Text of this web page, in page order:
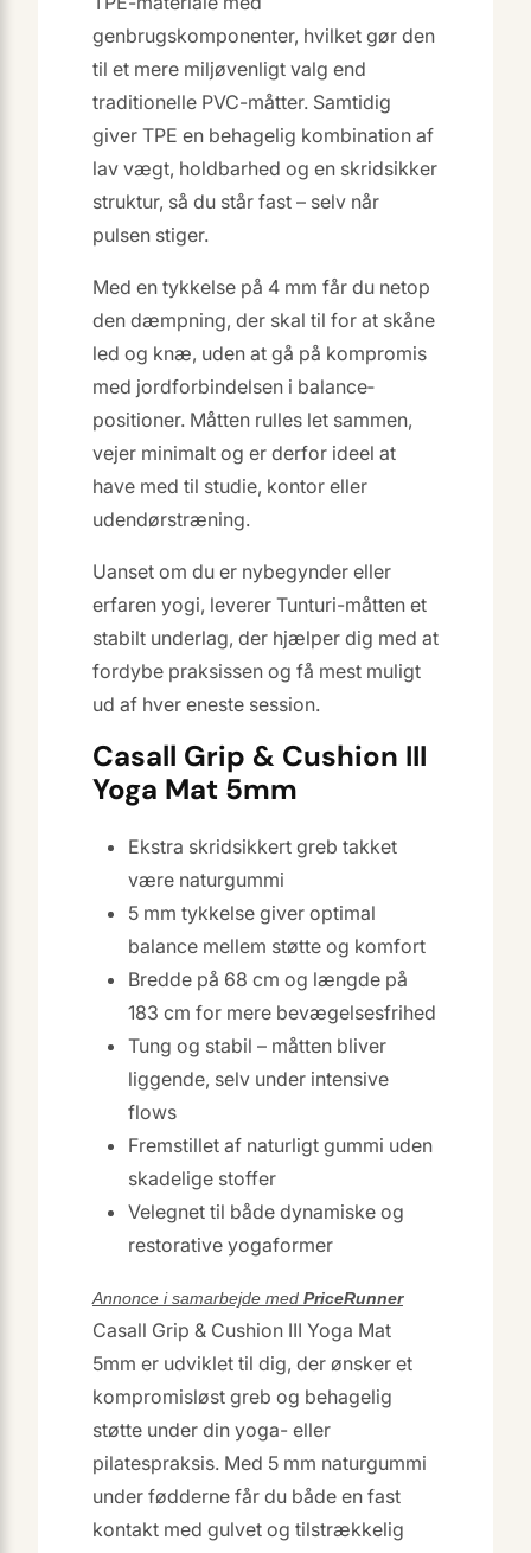
genbrugskomponenter, hvilket gør den
til et mere miljøvenligt valg end
traditionelle PVC-måtter. Samtidig
giver TPE en behagelig kombination af
lav vægt, holdbarhed og en skridsikker
struktur, så du står fast – selv når
pulsen stiger.
Med en tykkelse på 4 mm får du netop
den dæmpning, der skal til for at skåne
led og knæ, uden at gå på kompromis
med jordforbindelsen i balance­
positioner. Måtten rulles let sammen,
vejer minimalt og er derfor ideel at
have med til studie, kontor eller
udendørstræning.
Uanset om du er nybegynder eller
erfaren yogi, leverer Tunturi-måtten et
stabilt underlag, der hjælper dig med at
fordybe praksissen og få mest muligt
ud af hver eneste session.
Casall Grip & Cushion III
Yoga Mat 5mm
Ekstra skridsikkert greb takket
være naturgummi
5 mm tykkelse giver optimal
balance mellem støtte og komfort
Bredde på 68 cm og længde på
183 cm for mere bevægelsesfrihed
Tung og stabil – måtten bliver
liggende, selv under intensive
flows
Fremstillet af naturligt gummi uden
skadelige stoffer
Velegnet til både dynamiske og
restorative yogaformer
Annonce i samarbejde med PriceRunner
Casall Grip & Cushion III Yoga Mat
5mm er udviklet til dig, der ønsker et
kompromisløst greb og behagelig
støtte under din yoga- eller
pilatespraksis. Med 5 mm naturgummi
under fødderne får du både en fast
kontakt med gulvet og tilstrækkelig